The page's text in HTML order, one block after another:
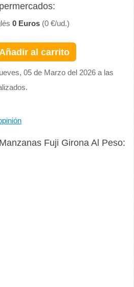
0 Euros (0 €/ud.)
Añadir al carrito
05 de Marzo del 2026 a las
Fuji Girona Al Peso: